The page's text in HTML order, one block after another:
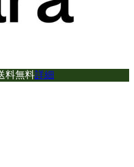
料無料詳細